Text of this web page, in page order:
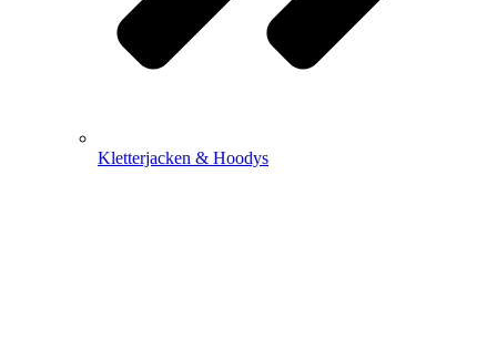
Kletterjacken & Hoodys